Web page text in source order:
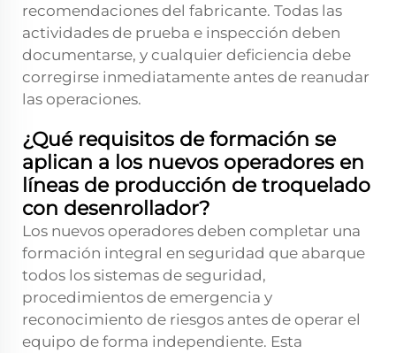
recomendaciones del fabricante. Todas las
actividades de prueba e inspección deben
documentarse, y cualquier deficiencia debe
corregirse inmediatamente antes de reanudar
las operaciones.
¿Qué requisitos de formación se
aplican a los nuevos operadores en
líneas de producción de troquelado
con desenrollador?
Los nuevos operadores deben completar una
formación integral en seguridad que abarque
todos los sistemas de seguridad,
procedimientos de emergencia y
reconocimiento de riesgos antes de operar el
equipo de forma independiente. Esta